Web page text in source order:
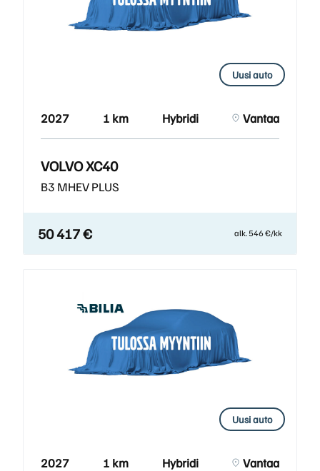
Uusi auto
2027 1 km Hybridi Vantaa
VOLVO XC40
B3 MHEV PLUS
50 417 € alk. 546 €/kk
Uusi auto
2027 1 km Hybridi Vantaa